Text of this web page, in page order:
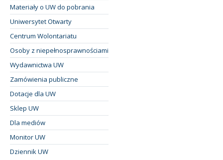
Materiały o UW do pobrania
Uniwersytet Otwarty
Centrum Wolontariatu
Osoby z niepełnosprawnościami
Wydawnictwa UW
Zamówienia publiczne
Dotacje dla UW
Sklep UW
Dla mediów
Monitor UW
Dziennik UW